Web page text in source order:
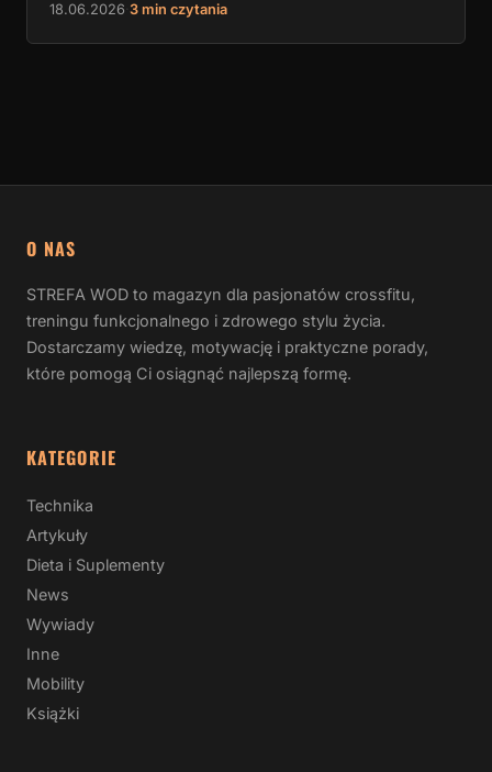
18.06.2026 3 min czytania
O NAS
STREFA WOD to magazyn dla pasjonatów crossfitu,
treningu funkcjonalnego i zdrowego stylu życia.
Dostarczamy wiedzę, motywację i praktyczne porady,
które pomogą Ci osiągnąć najlepszą formę.
KATEGORIE
Technika
Artykuły
Dieta i Suplementy
News
Wywiady
Inne
Mobility
Książki